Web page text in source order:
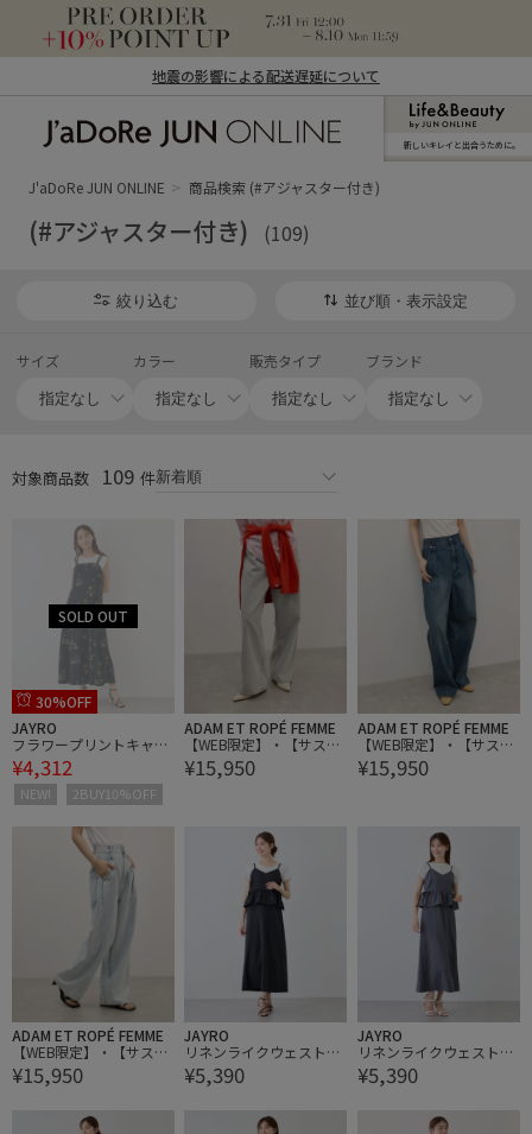
地震の影響による配送遅延について
ン オンライン）
新しいキレイと出合うために。
J'aDoRe JUN ONLINE 商品検索 (#アジャスター付き)
(#アジャスター付き) (109)
絞り込む 並び順・表示設定
サイズ カラー 販売タイプ ブランド
対象商品数 109 件
30%OFF
JAYRO
フラワープリントキャミ
ワンピース
¥4,312
NEW! 2BUY10%OFF
ADAM ET ROPÉ FEMME
【WEB限定】・【サステ
ナブル】・【定番】ディ
ープライズワイドデニム
¥15,950
ADAM ET ROPÉ FEMME
【WEB限定】・【サステ
ナブル】・【定番】ディ
ープライズワイドデニム
¥15,950
ADAM ET ROPÉ FEMME
【WEB限定】・【サステ
ナブル】・【定番】ディ
ープライズワイドデニム
¥15,950
JAYRO
リネンライクウェストリ
ボン使いジャンスカ
¥5,390
JAYRO
リネンライクウェストリ
ボン使いジャンスカ
¥5,390